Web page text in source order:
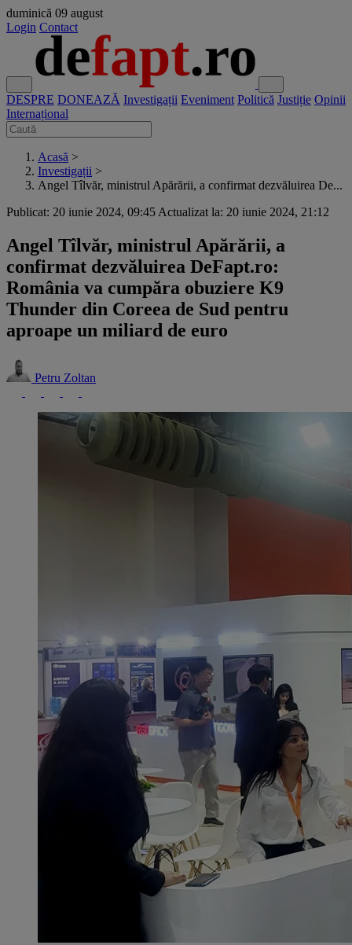
duminică 09 august
Login Contact
DESPRE DONEAZĂ Investigații Eveniment Politică Justiție Opinii
Internațional
Acasă >
Investigații >
Angel Tîlvăr, ministrul Apărării, a confirmat dezvăluirea De...
Publicat: 20 iunie 2024, 09:45 Actualizat la: 20 iunie 2024, 21:12
Angel Tîlvăr, ministrul Apărării, a
confirmat dezvăluirea DeFapt.ro:
România va cumpăra obuziere K9
Thunder din Coreea de Sud pentru
aproape un miliard de euro
Petru Zoltan